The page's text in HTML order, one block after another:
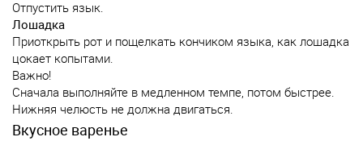
Отпустить язык.
Лошадка
Приоткрыть рот и пощелкать кончиком языка, как лошадка
цокает копытами.
Важно!
Сначала выполняйте в медленном темпе, потом быстрее.
Нижняя челюсть не должна двигаться.
Вкусное варенье